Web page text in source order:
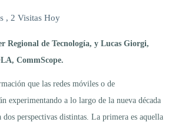
, 2 Visitas Hoy
Regional de Tecnología, y Lucas Giorgi,
CommScope.
que las redes móviles o de
experimentando a lo largo de la nueva década
dos perspectivas distintas. La primera es aquella